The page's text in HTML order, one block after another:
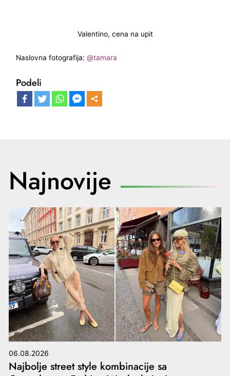
Valentino, cena na upit
Naslovna fotografija:@tamara
Podeli
Najnovije
06.08.2026
Najbolje street style kombinacije sa